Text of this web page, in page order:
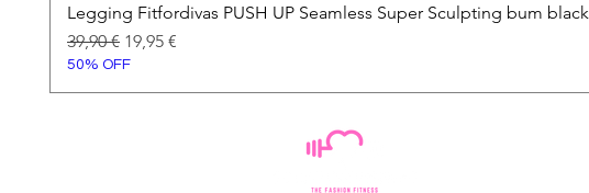
Legging Fitfordivas PUSH UP Seamless Super Sculpting bum black
Prezzo regolare
39,90 € Prezzo scontato
19,95 €
50% OFF